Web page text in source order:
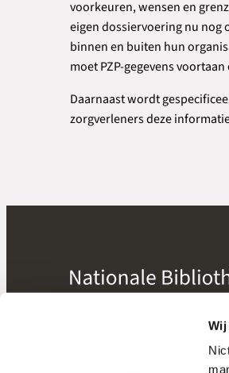
voorkeuren, wensen en
eigen dossiervoering nu nog
binnen en buiten hun
moet PZP-gegevens
Daarnaast wordt
zorgverleners deze